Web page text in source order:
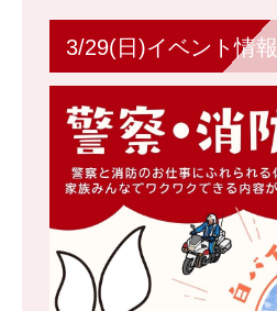
3/29(日)イベント情報